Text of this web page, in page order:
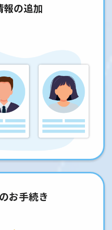
報の追加
お手続き